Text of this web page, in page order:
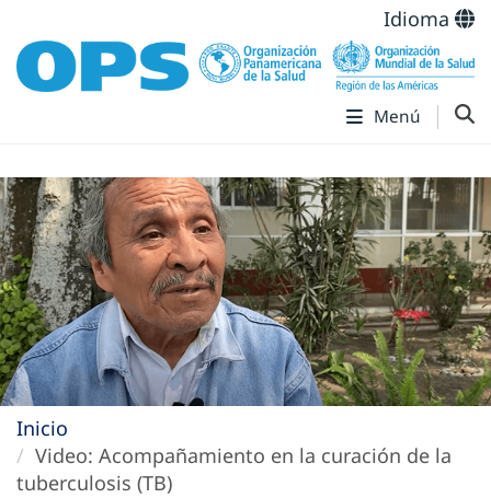
Idioma
Menú
Inicio
Video: Acompañamiento en la curación de la
tuberculosis (TB)